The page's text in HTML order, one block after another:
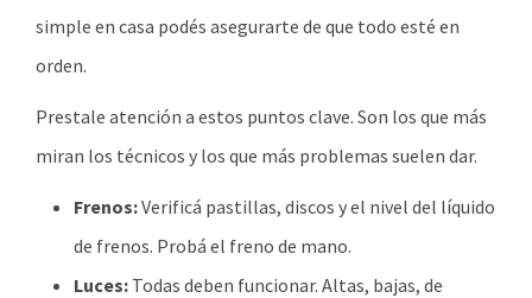
simple en casa podés asegurarte de que todo esté en
orden.
Prestale atención a estos puntos clave. Son los que más
miran los técnicos y los que más problemas suelen dar.
Frenos:Verificá pastillas, discos y el nivel del líquido
de frenos. Probá el freno de mano.
Luces: Todas deben funcionar. Altas, bajas, de